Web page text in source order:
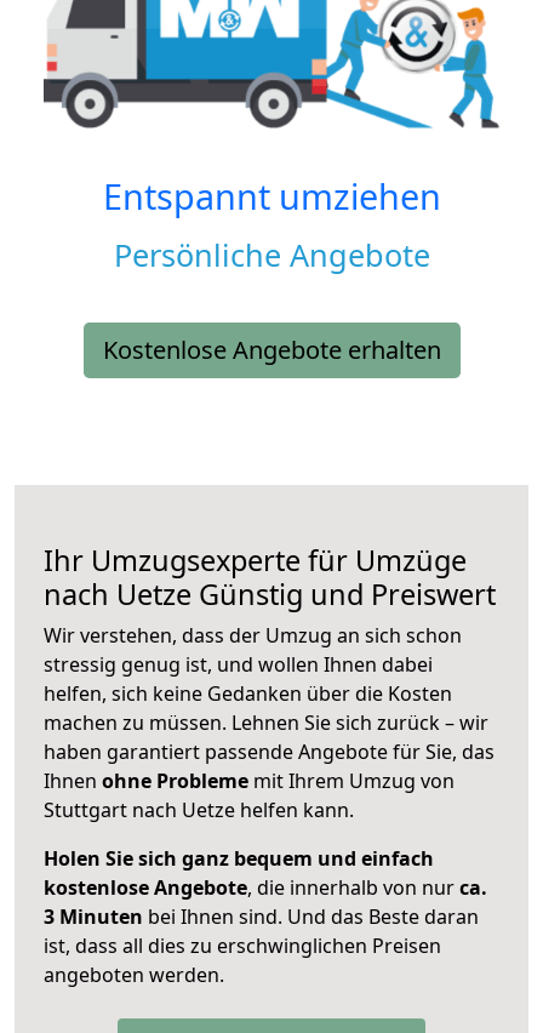
Entspannt umziehen
Persönliche Angebote
Kostenlose Angebote erhalten
Ihr Umzugsexperte für Umzüge
nach Uetze Günstig und Preiswert
Wir verstehen, dass der Umzug an sich schon
stressig genug ist, und wollen Ihnen dabei
helfen, sich keine Gedanken über die Kosten
machen zu müssen. Lehnen Sie sich zurück – wir
haben garantiert passende Angebote für Sie, das
Ihnen ohne Probleme mit Ihrem Umzug von
Stuttgart nach Uetze helfen kann.
Holen Sie sich ganz bequem und einfach
kostenlose Angebote, die innerhalb von nurca.
3 Minuten bei Ihnen sind. Und das Beste daran
ist, dass all dies zu erschwinglichen Preisen
angeboten werden.